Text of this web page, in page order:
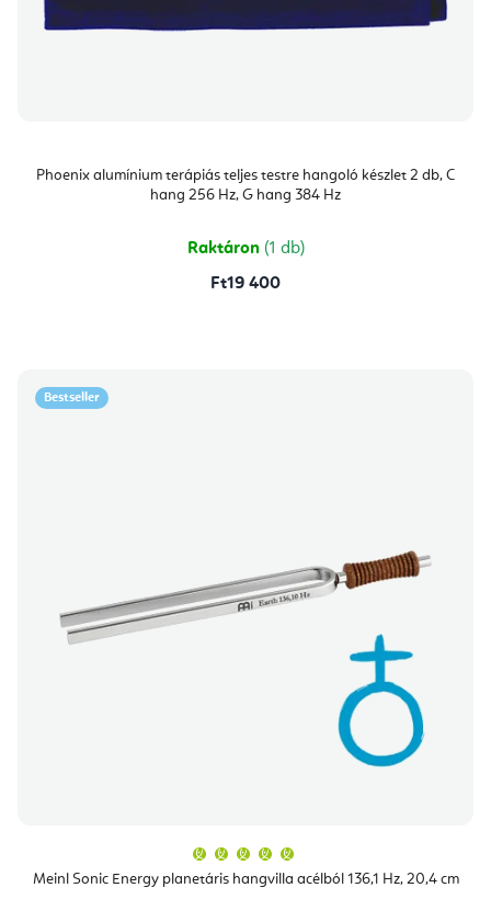
Phoenix alumínium terápiás teljes testre hangoló készlet 2 db, C
hang 256 Hz, G hang 384 Hz
Raktáron (1 db)
Ft19 400
Bestseller
Meinl Sonic Energy planetáris hangvilla acélból 136,1 Hz, 20,4 cm
átlagos
értékelése